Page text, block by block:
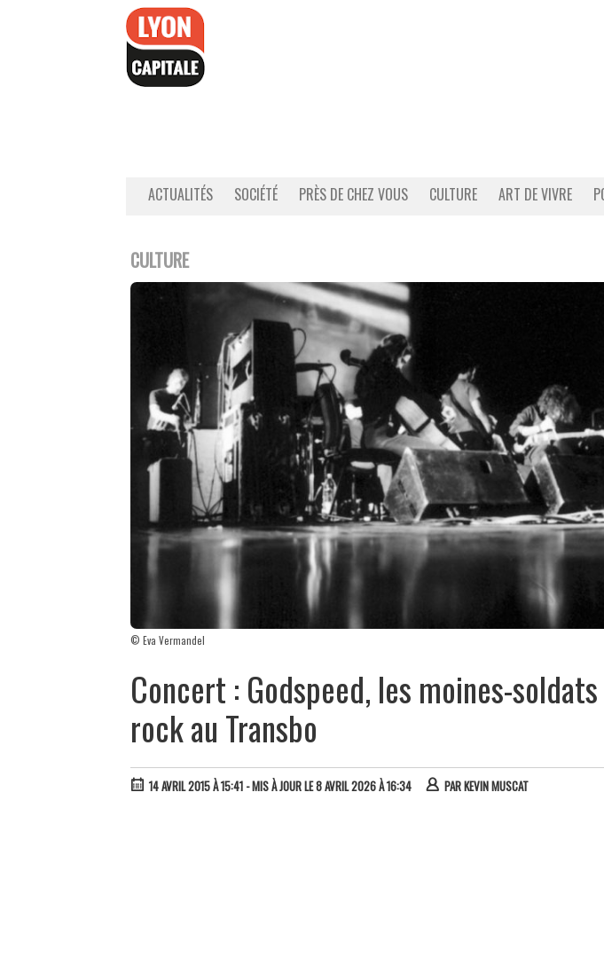
ACTUALITÉS SOCIÉTÉ PRÈS DE CHEZ VOUS CULTURE ART DE VIVRE
CULTURE
© Eva Vermandel
Concert : Godspeed, les moines-
rock au Transbo
14 AVRIL 2015 À 15:41 - MIS À JOUR LE 8 AVRIL 2026 À 16:34 PARKEVIN MUSCAT